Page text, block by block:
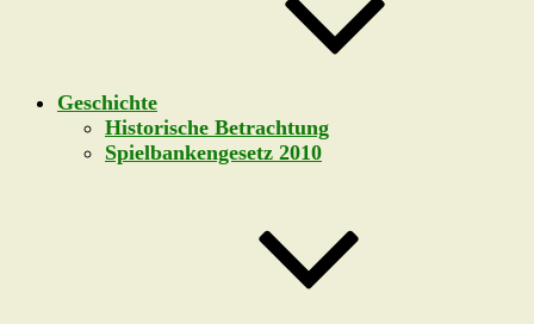
Geschichte
Historische Betrachtung
Spielbankengesetz 2010